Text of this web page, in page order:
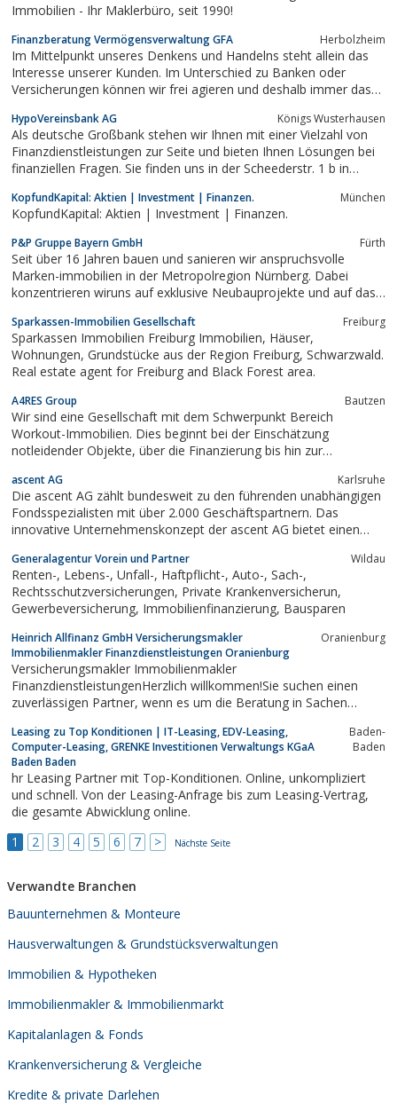
Immobilien - Ihr Maklerbüro, seit 1990!
Finanzberatung Vermögensverwaltung GFA Herbolzheim
Im Mittelpunkt unseres Denkens und Handelns steht allein das
Interesse unserer Kunden. Im Unterschied zu Banken oder
Versicherungen können wir frei agieren und deshalb immer das
umfassende Analyse der individuellen Situation und unsere
langjährige Erfahrung können wir unsere...
HypoVereinsbank AG Königs Wusterhausen
Als deutsche Großbank stehen wir Ihnen mit einer Vielzahl von
Finanzdienstleistungen zur Seite und bieten Ihnen Lösungen bei
finanziellen Fragen. Sie finden uns in der Scheederstr. 1 b in
KopfundKapital: Aktien | Investment | Finanzen. München
KopfundKapital: Aktien | Investment | Finanzen.
P&P Gruppe Bayern GmbH Fürth
Seit über 16 Jahren bauen und sanieren wir anspruchsvolle
Marken-immobilien in der Metropolregion Nürnberg. Dabei
konzentrieren wiruns auf exklusive Neubauprojekte und auf das
machen wir Oasen des Wohlfühlens – und hoher Renditen.
Gerade die Stadt Fürth bietet als...
Sparkassen-Immobilien Gesellschaft Freiburg
Sparkassen Immobilien Freiburg Immobilien, Häuser,
Wohnungen, Grundstücke aus der Region Freiburg, Schwarzwald.
Real estate agent for Freiburg and Black Forest area.
A4RES Group Bautzen
Wir sind eine Gesellschaft mit dem Schwerpunkt Bereich
Workout-Immobilien. Dies beginnt bei der Einschätzung
notleidender Objekte, über die Finanzierung bis hin zur
ascent AG Karlsruhe
Die ascent AG zählt bundesweit zu den führenden unabhängigen
Fondsspezialisten mit über 2.000 Geschäftspartnern. Das
innovative Unternehmenskonzept der ascent AG bietet einen
Lebensqualität durch das Wissen und Anwenden von Wirtschaft,
Finanzen und Marktchancen. Die...
Generalagentur Vorein und Partner Wildau
Renten-, Lebens-, Unfall-, Haftpflicht-, Auto-, Sach-,
Rechtsschutzversicherungen, Private Krankenversicherun,
Gewerbeversicherung, Immobilienfinanzierung, Bausparen
Heinrich Allfinanz GmbH Versicherungsmakler
Immobilienmakler Finanzdienstleistungen Oranienburg
Oranienburg
Versicherungsmakler Immobilienmakler
FinanzdienstleistungenHerzlich willkommen!Sie suchen einen
zuverlässigen Partner, wenn es um die Beratung in Sachen
einmal unverbindlich bei uns zu informieren haben Sie schon den
Schritt in die richtige Richtung zur...
Leasing zu Top Konditionen | IT-Leasing, EDV-Leasing,
Computer-Leasing, GRENKE Investitionen Verwaltungs KGaA
Baden Baden
Baden-
Baden
hr Leasing Partner mit Top-Konditionen. Online, unkompliziert
und schnell. Von der Leasing-Anfrage bis zum Leasing-Vertrag,
die gesamte Abwicklung online.
1
2 3 4 5 6 7 > Nächste Seite
Verwandte Branchen
Bauunternehmen & Monteure
Hausverwaltungen & Grundstücksverwaltungen
Immobilien & Hypotheken
Immobilienmakler & Immobilienmarkt
Kapitalanlagen & Fonds
Krankenversicherung & Vergleiche
Kredite & private Darlehen